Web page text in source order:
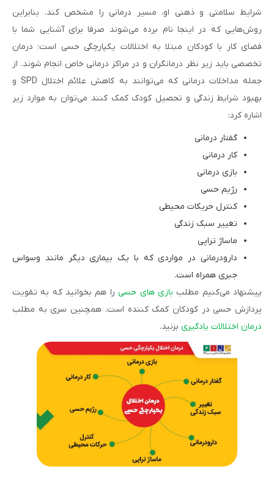
شرایط سلامتی و ذهنی او، مسیر درمانی را مشخص کند. بنابراین
روش‌هایی که در اینجا نام برده می‌شوند صرفا برای آشنایی شما با
فضای کار با کودکان مبتلا به اختلالات یکپارچگی حسی است؛ درمان
تخصصی باید زیر نظر درمانگران و در مراکز درمانی خاص انجام شوند. از
جمله مداخلات درمانی که می‌توانند به کاهش علائم اختلال SPD و
بهبود شرایط زندگی و تحصیل کودک کمک کنند می‌توان به موارد زیر
اشاره کرد:
گفتار درمانی
کار درمانی
بازی درمانی
رژیم حسی
کنترل حریکات محیطی
تغییر سبک زندگی
ماساژ تراپی
دارودرمانی در مواردی که با یک بیماری دیگر مانند وسواس
جبری همراه است.
پیشنهاد می‌کنیم مطلب بازی های حسیرا هم بخوانید که به تقویت
پردازش حسی در کودکان کمک کننده است. همچنین سری به مطلب
درمان اختلالات یادگیری بزنید.